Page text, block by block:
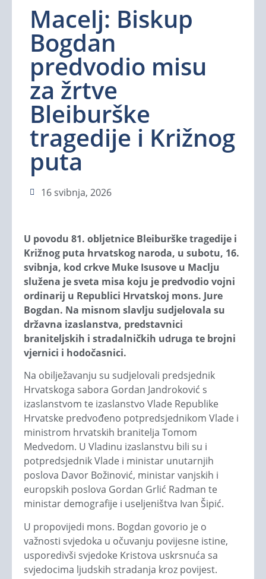
Macelj: Biskup
Bogdan
predvodio misu
za žrtve
Bleiburške
tragedije i Križnog
puta
16 svibnja, 2026
U povodu 81. obljetnice Bleiburške tragedije i
Križnog puta hrvatskog naroda, u subotu, 16.
svibnja, kod crkve Muke Isusove u Maclju
služena je sveta misa koju je predvodio vojni
ordinarij u Republici Hrvatskoj mons. Jure
Bogdan. Na misnom slavlju sudjelovala su
državna izaslanstva, predstavnici
braniteljskih i stradalničkih udruga te brojni
vjernici i hodočasnici.
Na obilježavanju su sudjelovali predsjednik
Hrvatskoga sabora Gordan Jandroković s
izaslanstvom te izaslanstvo Vlade Republike
Hrvatske predvođeno potpredsjednikom Vlade i
ministrom hrvatskih branitelja Tomom
Medvedom. U Vladinu izaslanstvu bili su i
potpredsjednik Vlade i ministar unutarnjih
poslova Davor Božinović, ministar vanjskih i
europskih poslova Gordan Grlić Radman te
ministar demografije i useljeništva Ivan Šipić.
U propovijedi mons. Bogdan govorio je o
važnosti svjedoka u očuvanju povijesne istine,
usporedivši svjedoke Kristova uskrsnuća sa
svjedocima ljudskih stradanja kroz povijest.